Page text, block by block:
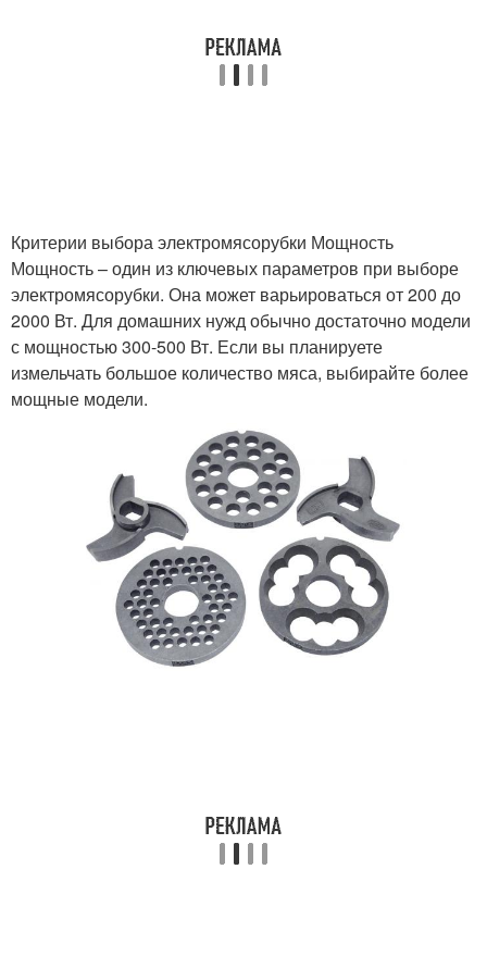
Критерии выбора электромясорубки Мощность
Мощность – один из ключевых параметров при выборе
электромясорубки. Она может варьироваться от 200 до
2000 Вт. Для домашних нужд обычно достаточно модели
с мощностью 300-500 Вт. Если вы планируете
измельчать большое количество мяса, выбирайте более
мощные модели.